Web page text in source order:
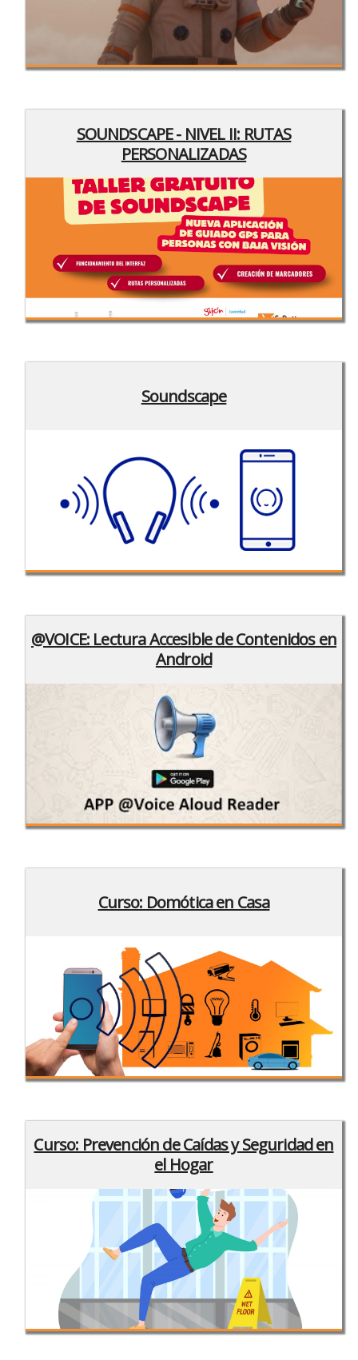
SOUNDSCAPE - NIVEL II: RUTAS
PERSONALIZADAS
Soundscape
@VOICE: Lectura Accesible de Contenidos en
Android
Curso: Domótica en Casa
Curso: Prevención de Caídas y Seguridad en
el Hogar